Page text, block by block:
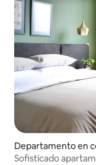
Departamento en
Tesoro
Sofisticado